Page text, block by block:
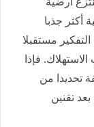
أكثر جذبا
التفكير مستقبلا
فإذا
تحديدا من
تقنين